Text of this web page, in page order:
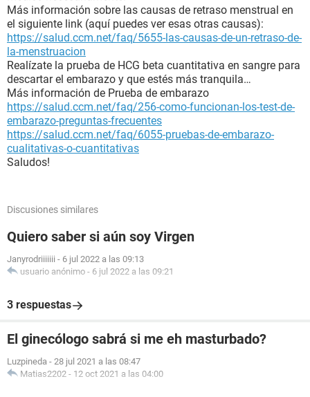
Más información sobre las causas de retraso menstrual en
el siguiente link (aquí puedes ver esas otras causas):
https://salud.ccm.net/faq/5655-las-causas-de-un-retraso-de-
la-menstruacion
Realízate la prueba de HCG beta cuantitativa en sangre para
descartar el embarazo y que estés más tranquila…
Más información de Prueba de embarazo
https://salud.ccm.net/faq/256-como-funcionan-los-test-de-
embarazo-preguntas-frecuentes
https://salud.ccm.net/faq/6055-pruebas-de-embarazo-
cualitativas-o-cuantitativas
Saludos!
Discusiones similares
Quiero saber si aún soy Virgen
Janyrodriiiiiii - 6 jul 2022 a las 09:13
usuario anónimo - 6 jul 2022 a las 09:21
3 respuestas
El ginecólogo sabrá si me eh masturbado?
Luzpineda - 28 jul 2021 a las 08:47
Matias2202 - 12 oct 2021 a las 04:00